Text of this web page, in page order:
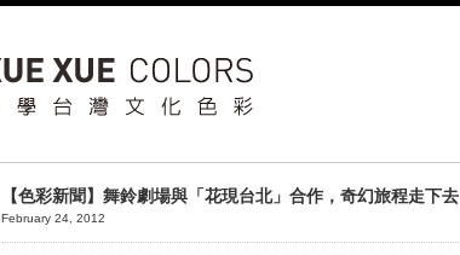
【色彩新聞】舞鈴劇場與「花現台北」合作，奇幻旅程走下去
February 24, 2012